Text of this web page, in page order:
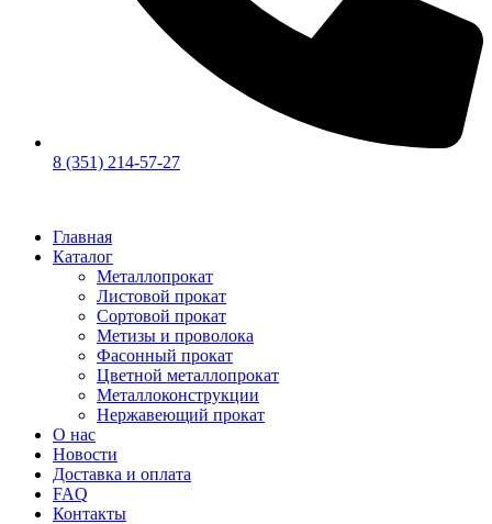
8 (351) 214-57-27
Главная
Каталог
Металлопрокат
Листовой прокат
Сортовой прокат
Метизы и проволока
Фасонный прокат
Цветной металлопрокат
Металлоконструкции
Нержавеющий прокат
О нас
Новости
Доставка и оплата
FAQ
Контакты